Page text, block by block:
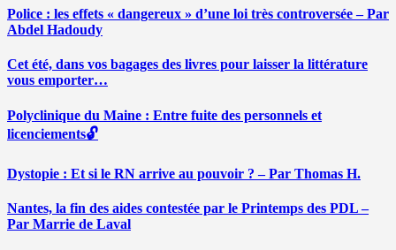
Police : les effets « dangereux » d’une loi très controversée – Par
Abdel Hadoudy
Cet été, dans vos bagages des livres pour laisser la littérature
vous emporter…
Polyclinique du Maine : Entre fuite des personnels et
licenciements🔓
Dystopie : Et si le RN arrive au pouvoir ? – Par Thomas H.
Nantes, la fin des aides contestée par le Printemps des PDL –
Par Marrie de Laval